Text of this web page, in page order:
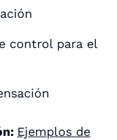
control para el
Ejemplos de